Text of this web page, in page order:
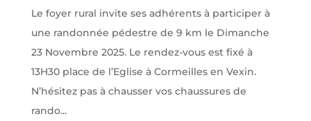
Le foyer rural invite ses adhérents à participer à
une randonnée pédestre de 9 km le Dimanche
23 Novembre 2025. Le rendez-vous est fixé à
13H30 place de l’Eglise à Cormeilles en Vexin.
N’hésitez pas à chausser vos chaussures de
rando...